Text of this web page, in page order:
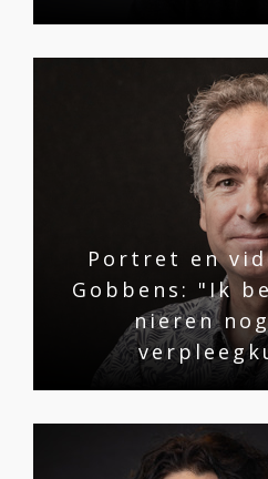
Portret en
Gobbens: "Ik
nieren